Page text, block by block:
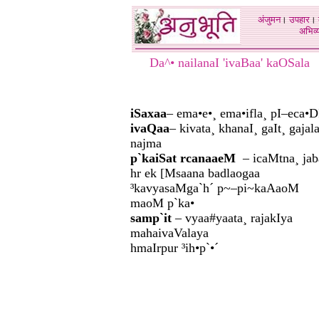
अंजुमन।उपहार।
Da^• nailanaI 'ivaBaa' kaOSala
iSaxaa– ema•e•¸ ema•ifla¸
ivaQaa– kivata¸ khanaI¸ gaIt¸
najma
p`kaiSat rcanaaeM – icaMtna¸
hr ek [Msaana badlaogaa
³kavyasaMga`h´ p~–pi~kaAaoM
maoM p`ka•
samp`it– vyaa#yaata¸ rajakIya
mahaivaValaya
hmaIrpur ³ih•p`•´